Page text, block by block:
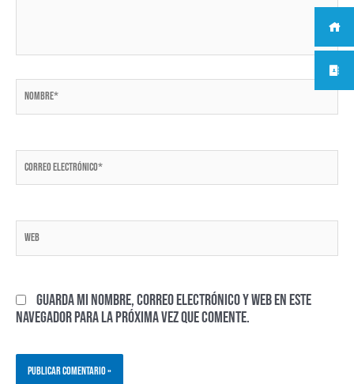
Nombre*
electrónico*
Web
Guarda mi nombre, correo electrónico y web en este
navegador para la próxima vez que comente.